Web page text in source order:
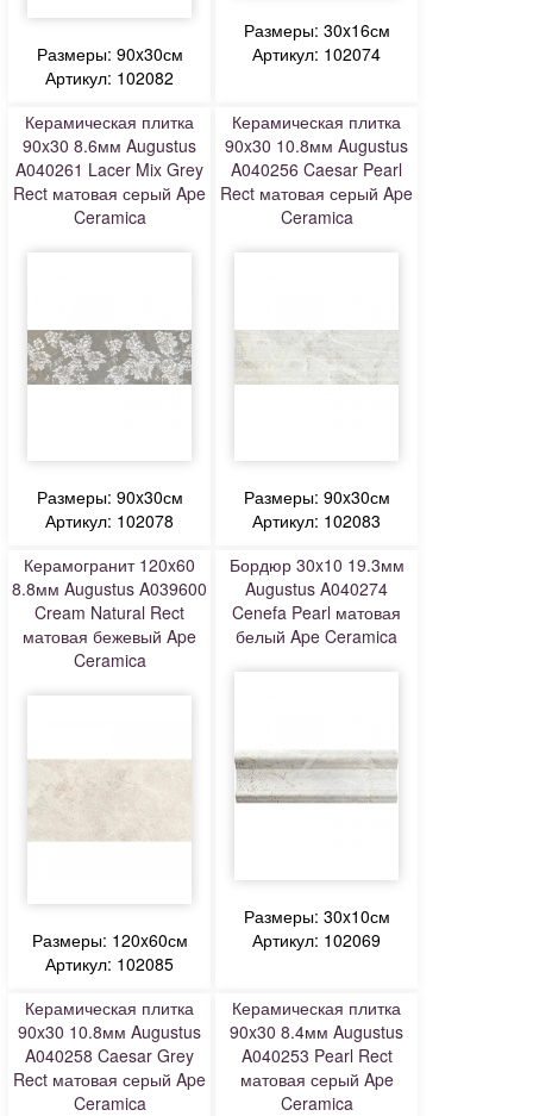
Размеры: 90x30см
Артикул: 102082
Размеры: 30x16см
Артикул: 102074
Керамическая плитка
90x30 8.6мм Augustus
A040261 Lacer Mix Grey
Rect матовая серый Ape
Ceramica
Размеры: 90x30см
Артикул: 102078
Керамическая плитка
90x30 10.8мм Augustus
A040256 Caesar Pearl
Rect матовая серый Ape
Ceramica
Размеры: 90x30см
Артикул: 102083
Керамогранит 120x60
8.8мм Augustus A039600
Cream Natural Rect
матовая бежевый Ape
Ceramica
Размеры: 120x60см
Артикул: 102085
Бордюр 30x10 19.3мм
Augustus A040274
Cenefa Pearl матовая
белый Ape Ceramica
Размеры: 30x10см
Артикул: 102069
Керамическая плитка
90x30 10.8мм Augustus
A040258 Caesar Grey
Rect матовая серый Ape
Ceramica
Керамическая плитка
90x30 8.4мм Augustus
A040253 Pearl Rect
матовая серый Ape
Ceramica